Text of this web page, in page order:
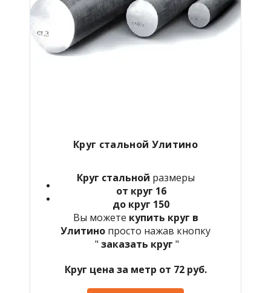
Круг стальной Улитино
Круг стальной размеры
от круг 16
до круг 150
Вы можете купить круг в
Улитино просто нажав кнопку
" заказать круг "
Круг цена за метр от 72 руб.